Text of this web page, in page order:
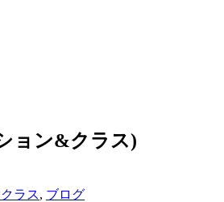
ョン&クラス)
ラス, ブログ